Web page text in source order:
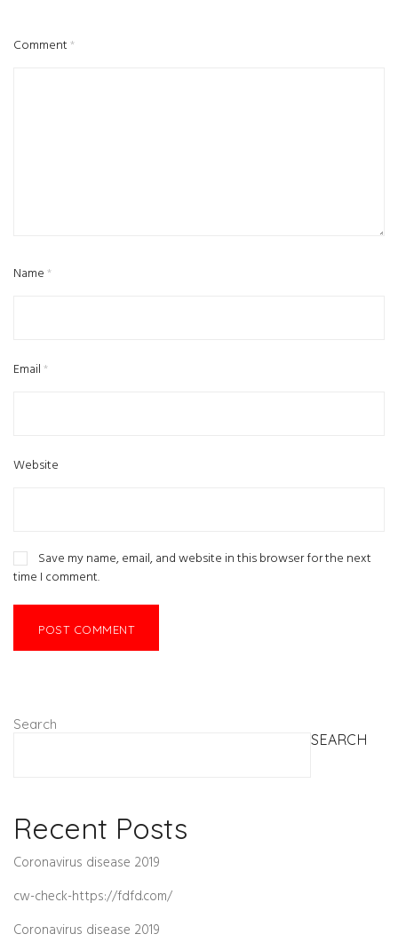
Comment*
Name*
Email*
Website
Save my name, email, and website in this browser for the next
time I comment.
Search
SEARCH
Recent Posts
Coronavirus disease 2019
cw-check-https://fdfd.com/
Coronavirus disease 2019